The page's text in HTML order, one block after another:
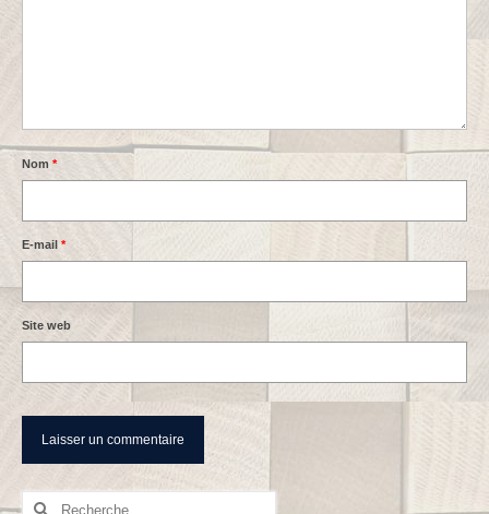
Nom *
E-mail *
Site web
Rechercher